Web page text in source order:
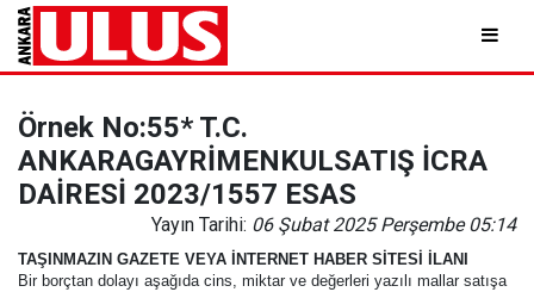
Örnek No:55* T.C.
ANKARAGAYRİMENKULSATIŞ İCRA
DAİRESİ 2023/1557 ESAS
Yayın Tarihi: 06 Şubat 2025 Perşembe 05:14
TAŞINMAZIN GAZETE VEYA İNTERNET HABER SİTESİ İLANI
Bir borçtan dolayı aşağıda cins, miktar ve değerleri yazılı mallar satışa